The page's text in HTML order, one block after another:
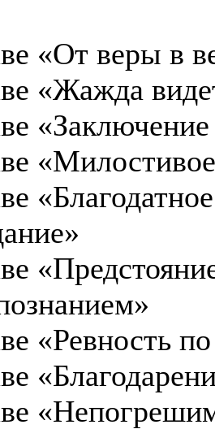
«От веры в
«Жажда
«Ревность